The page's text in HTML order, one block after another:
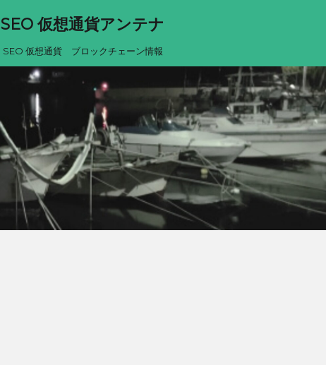
SEO 仮想通貨アンテナ
SEO 仮想通貨 ブロックチェーン情報